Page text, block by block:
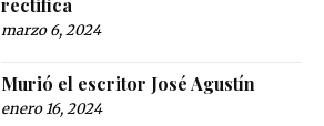
rectifica
marzo 6, 2024
Murió el escritor José Agustín
enero 16, 2024